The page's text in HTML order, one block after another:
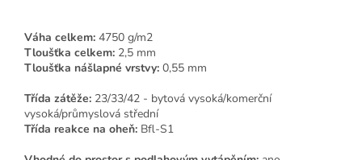
Váha celkem: 4750 g/m2
Tloušťka celkem: 2,5 mm
Tloušťka nášlapné vrstvy: 0,55 mm
Třída zátěže: 23/33/42 - bytová vysoká/komerční
vysoká/průmyslová střední
Třída reakce na oheň: Bfl-S1